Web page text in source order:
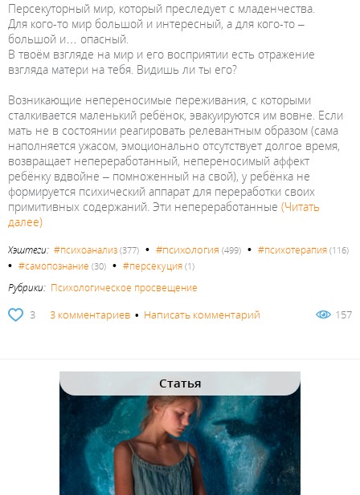
Персекуторный мир, который преследует с младенчества.
Для кого-то мир большой и интересный, а для кого-то –
большой и… опасный.
В твоём взгляде на мир и его восприятии есть отражение
взгляда матери на тебя. Видишь ли ты его?
Возникающие непереносимые переживания, с которыми
сталкивается маленький ребёнок, эвакуируются им вовне. Если
мать не в состоянии реагировать релевантным образом (сама
наполняется ужасом, эмоционально отсутствует долгое время,
возвращает непереработанный, непереносимый аффект
ребёнку вдвойне – помноженный на свой), у ребёнка не
формируется психический аппарат для переработки своих
примитивных содержаний. Эти непереработанные (Читать
далее)
Хэштеги: #психоанализ (377) • #психология (499) • #психотерапия (116)
• #самопознание (30) • #персекуция (1)
Рубрики: Психологическое просвещение
3 3 комментариев • Написать комментарий 157
Статья